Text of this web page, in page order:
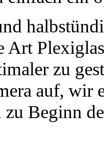
Art
zu
auf, wir
zu Beginn